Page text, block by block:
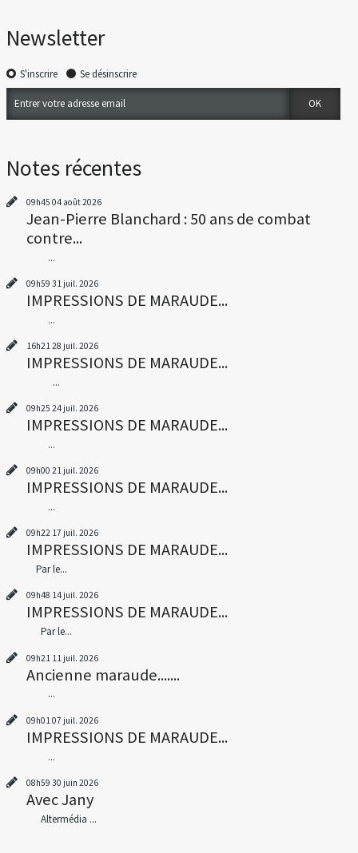
Newsletter
S'inscrire Se désinscrire
Notes récentes
09h45 04 août 2026
Jean-Pierre Blanchard : 50 ans de combat
contre...
...
09h59 31 juil. 2026
IMPRESSIONS DE MARAUDE...
...
16h2128 juil. 2026
IMPRESSIONS DE MARAUDE...
...
09h25 24 juil. 2026
IMPRESSIONS DE MARAUDE...
...
09h00 21 juil. 2026
IMPRESSIONS DE MARAUDE...
...
09h22 17 juil. 2026
IMPRESSIONS DE MARAUDE...
Par le...
09h48 14 juil. 2026
IMPRESSIONS DE MARAUDE...
Par le...
09h21 11 juil. 2026
Ancienne maraude.......
...
09h01 07 juil. 2026
IMPRESSIONS DE MARAUDE...
...
08h59 30 juin 2026
Avec Jany
Altermédia ...